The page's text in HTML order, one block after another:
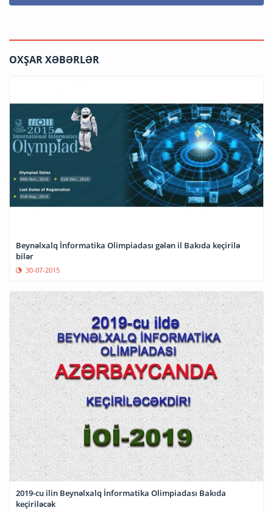
OXŞAR XƏBƏRLƏR
Beynəlxalq İnformatika Olimpiadası gələn il Bakıda keçirilə
bilər
30-07-2015
2019-cu ilin Beynəlxalq İnformatika Olimpiadası Bakıda
keçiriləcək